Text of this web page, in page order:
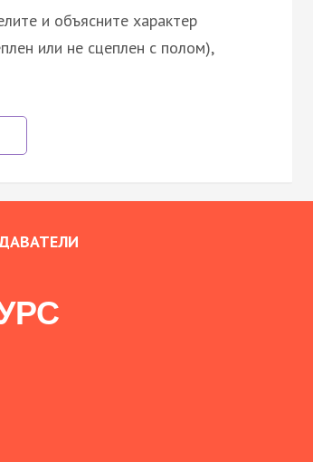
и объясните характер
или не сцеплен с полом),